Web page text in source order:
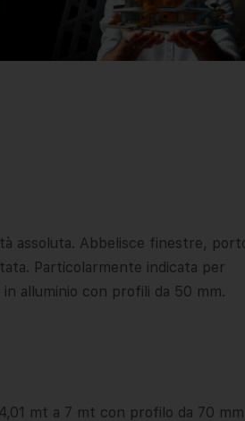
assoluta. Abbelisce finestre,
Particolarmente indicata per
alluminio con profili da 50 mm.
mt a 7 mt con profilo da 70